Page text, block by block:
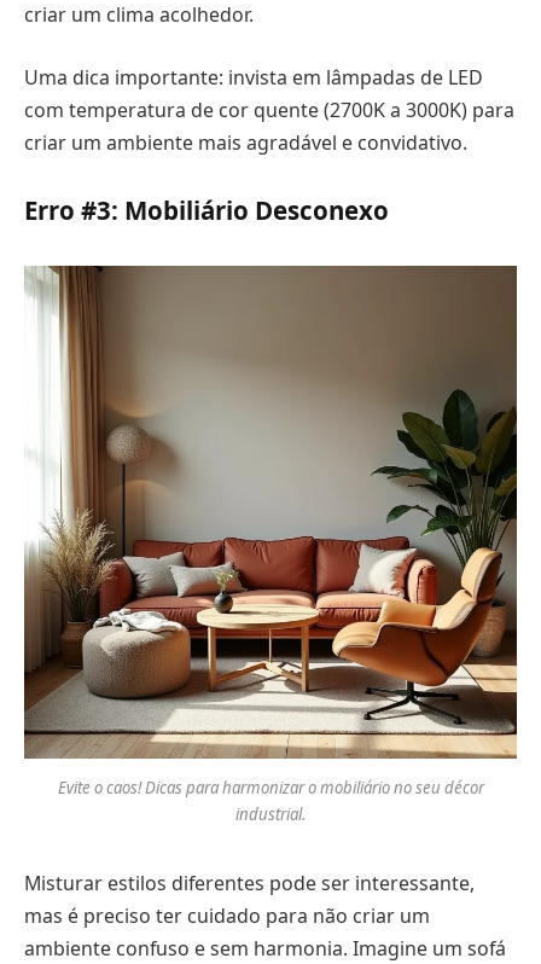
criar um clima acolhedor.
Uma dica importante: invista em lâmpadas de LED
com temperatura de cor quente (2700K a 3000K) para
criar um ambiente mais agradável e convidativo.
Erro #3: Mobiliário Desconexo
Evite o caos! Dicas para harmonizar o mobiliário no seu décor
industrial.
Misturar estilos diferentes pode ser interessante,
mas é preciso ter cuidado para não criar um
ambiente confuso e sem harmonia. Imagine um sofá